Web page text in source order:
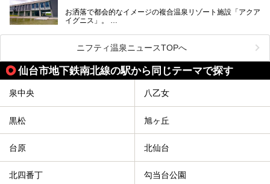
仙台牛タンなどを堪能するグルメ旅や、スポーツ観戦の遠征
時などに利用しやすい温浴施設がたくさんありますよ。
お洒落で都会的なイメージの複合温泉リゾート施設「アクア
イグニス」。
関西空港や吉川美南（埼玉県）に続いて仙台市若林区に202
2年4月にオープンした「アクアイグニス仙台」は、日帰り
温泉の「藤塚の湯」、マルシェ リアン、和食「笠庵」、イ
タリアン「グリーチネ」、ベーカリー「マリアージュ ドゥ
ファリーヌ」、スイーツの「コンフィチュール アッシュ」
と「ル ショコラ ドゥ アッシュ」、そしてカフェ「猿田彦珈
琲」と話題のお店が勢ぞろい！
この「アクアイグニス仙台」の魅力を探りにお出かけしてき
ニフティ温泉ニュースTOPへ
仙台市地下鉄南北線の駅から同じテーマで探す
泉中央 八乙女
黒松 旭ヶ丘
台原 北仙台
北四番丁 勾当台公園